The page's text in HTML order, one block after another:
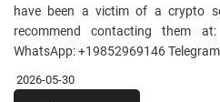
have been a victim of a crypto
recommend contacting them at:
WhatsApp: +19852969146
2026-05-30